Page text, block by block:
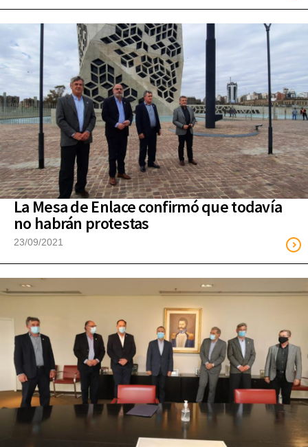
La Mesa de Enlace confirmó que todavía
no habrán protestas
23/09/2021